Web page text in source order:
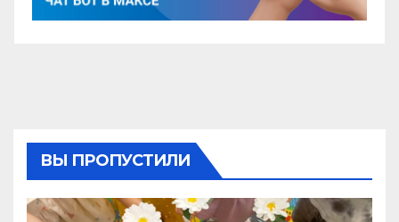
ВЫ ПРОПУСТИЛИ